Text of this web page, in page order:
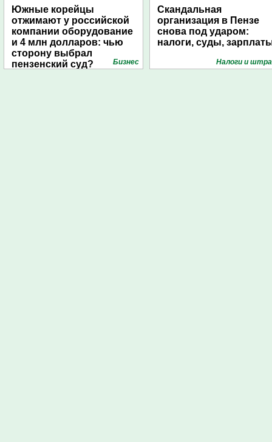
Южные корейцы
отжимают у российской
компании оборудование
и 4 млн долларов: чью
сторону выбрал
пензенский суд?
Бизнес
Скандальная
организация в Пензе
снова под ударом:
налоги, суды,
Налоги и